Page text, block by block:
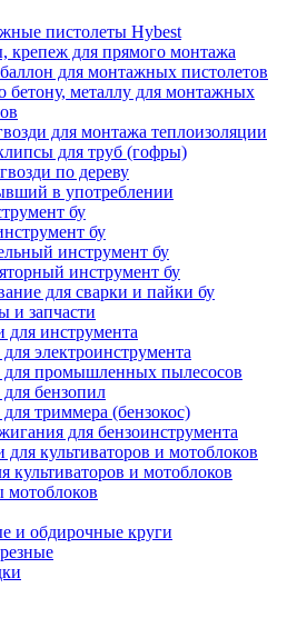
пистолеты Hybest
крепеж для прямого монтажа
для монтажных пистолетов
бетону, металлу для монтажных
для монтажа теплоизоляции
для труб (гофры)
по дереву
в употреблении
бу
бу
инструмент бу
инструмент бу
для сварки и пайки бу
и запчасти
для инструмента
электроинструмента
для промышленных пылесосов
для бензопил
для триммера (бензокос)
для бензоинструмента
для культиваторов и мотоблоков
культиваторов и мотоблоков
мотоблоков
и обдирочные круги